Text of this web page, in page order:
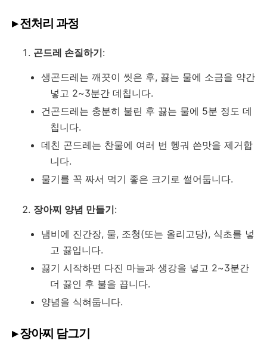
▸ 전처리 과정
곤드레 손질하기:
생곤드레는 깨끗이 씻은 후, 끓는 물에 소금을 약간
넣고 2~3분간 데칩니다.
건곤드레는 충분히 불린 후 끓는 물에 5분 정도 데
칩니다.
데친 곤드레는 찬물에 여러 번 헹궈 쓴맛을 제거합
니다.
물기를 꼭 짜서 먹기 좋은 크기로 썰어둡니다.
장아찌 양념 만들기:
냄비에 진간장, 물, 조청(또는 올리고당), 식초를 넣
고 끓입니다.
끓기 시작하면 다진 마늘과 생강을 넣고 2~3분간
더 끓인 후 불을 끕니다.
양념을 식혀둡니다.
▸ 장아찌 담그기